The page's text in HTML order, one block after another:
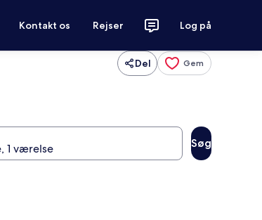
Kontakt os Rejser Log på
Del Gem
Søg